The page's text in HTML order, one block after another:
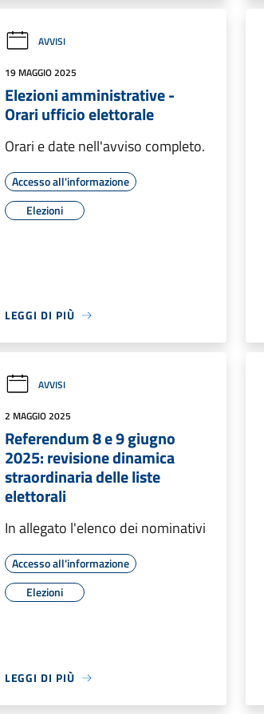
AVVISI
19 MAGGIO 2025
Elezioni amministrative -
Orari ufficio elettorale
Orari e date nell'avviso completo.
Accesso all'informazione
Elezioni
LEGGI DI PIÙ
AVVISI
2 MAGGIO 2025
Referendum 8 e 9 giugno
2025: revisione dinamica
straordinaria delle liste
elettorali
In allegato l'elenco dei nominativi
Accesso all'informazione
Elezioni
LEGGI DI PIÙ